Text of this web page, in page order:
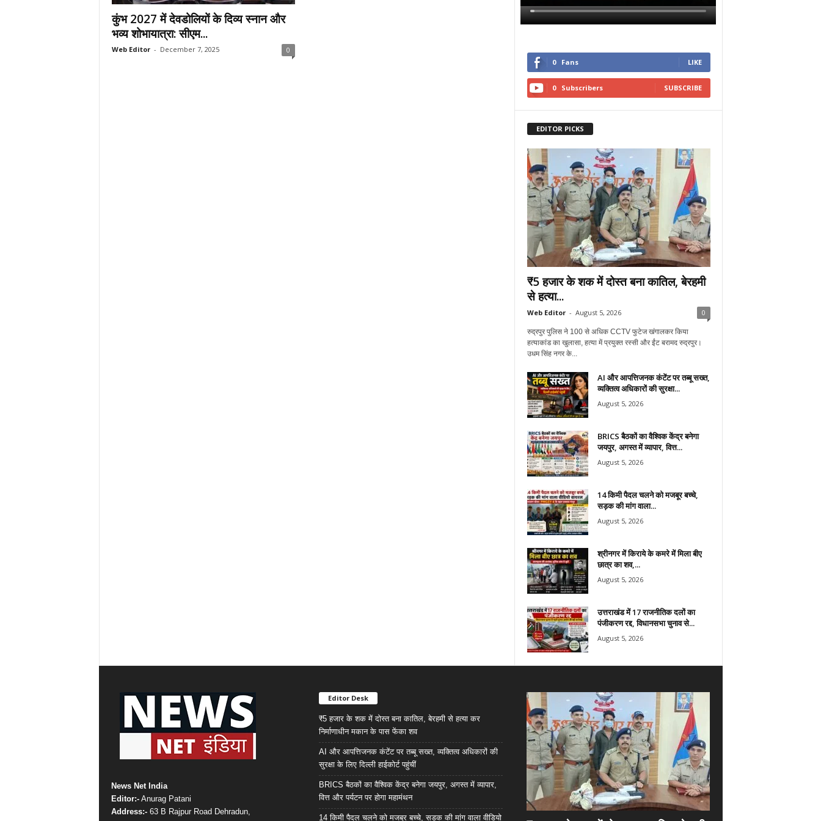
कुंभ 2027 में देवडोलियों के दिव्य स्नान और
भव्य शोभायात्रा: सीएम...
Web Editor - December 7, 2025 0
0 Fans LIKE
0 Subscribers SUBSCRIBE
EDITOR PICKS
₹5 हजार के शक में दोस्त बना कातिल, बेरहमी
से हत्या...
Web Editor - August 5, 2026 0
रुद्रपुर पुलिस ने 100 से अधिक CCTV फुटेज खंगालकर किया
हत्याकांड का खुलासा, हत्या में प्रयुक्त रस्सी और ईंट बरामद रुद्रपुर।
उधम सिंह नगर के...
AI और आपत्तिजनक कंटेंट पर तब्बू सख्त,
व्यक्तित्व अधिकारों की सुरक्षा...
August 5, 2026
BRICS बैठकों का वैश्विक केंद्र बनेगा
जयपुर, अगस्त में व्यापार, वित्त...
August 5, 2026
14 किमी पैदल चलने को मजबूर बच्चे,
सड़क की मांग वाला...
August 5, 2026
श्रीनगर में किराये के कमरे में मिला बीए
छात्र का शव,...
August 5, 2026
उत्तराखंड में 17 राजनीतिक दलों का
पंजीकरण रद्द, विधानसभा चुनाव से...
August 5, 2026
News Net India
Editor:-Anurag Patani
Address:-63 B Rajpur Road Dehradun,
Editor Desk
₹5 हजार के शक में दोस्त बना कातिल, बेरहमी से हत्या कर
निर्माणाधीन मकान के पास फेंका शव
AI और आपत्तिजनक कंटेंट पर तब्बू सख्त, व्यक्तित्व अधिकारों की
सुरक्षा के लिए दिल्ली हाईकोर्ट पहुंचीं
BRICS बैठकों का वैश्विक केंद्र बनेगा जयपुर, अगस्त में व्यापार,
वित्त और पर्यटन पर होगा महामंथन
14 किमी पैदल चलने को मजबूर बच्चे, सड़क की मांग वाला वीडियो